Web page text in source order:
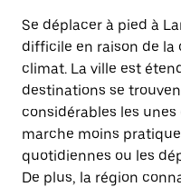
Se déplacer à pied à
difficile en raison de
climat. La ville est
destinations se
considérables les
marche moins
quotidiennes ou les
De plus, la région